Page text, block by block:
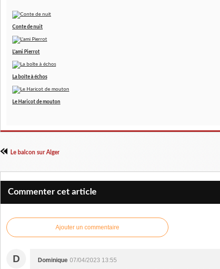
Conte de nuit
L'ami Pierrot
La boîte à échos
Le Haricot de mouton
Le balcon sur Alger
Commenter cet article
Ajouter un commentaire
D Dominique 07/04/2023 13:55